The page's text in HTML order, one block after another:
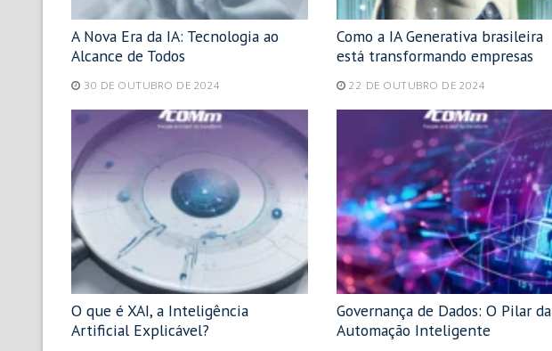
A Nova Era da IA: Tecnologia ao
Alcance de Todos
30 DE OUTUBRO DE 2024
Como a IA Generativa brasileira
está transformando empresas
22 DE OUTUBRO DE 2024
O que é XAI, a Inteligência
Artificial Explicável?
Governança de Dados: O Pilar da
Automação Inteligente